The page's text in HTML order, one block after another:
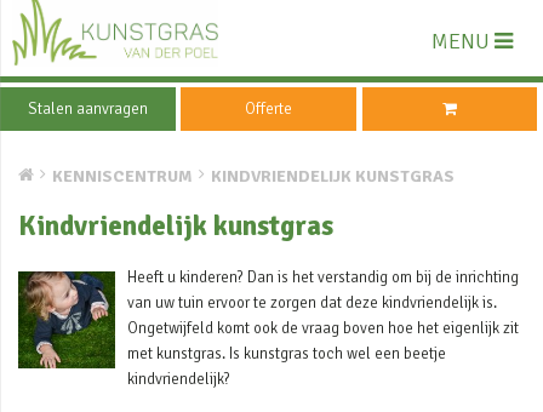
MENU
Stalen aanvragen Offerte
KENNISCENTRUM KINDVRIENDELIJK KUNSTGRAS
Kindvriendelijk kunstgras
Heeft u kinderen? Dan is het verstandig om bij de inrichting
van uw tuin ervoor te zorgen dat deze kindvriendelijk is.
Ongetwijfeld komt ook de vraag boven hoe het eigenlijk zit
met kunstgras. Is kunstgras toch wel een beetje
kindvriendelijk?